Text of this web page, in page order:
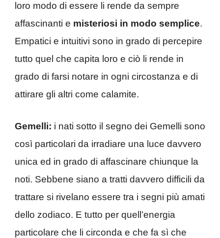
loro modo di essere li rende da sempre
affascinanti e misteriosi in modo semplice.
Empatici e intuitivi sono in grado di percepire
tutto quel che capita loro e ciò li rende in
grado di farsi notare in ogni circostanza e di
attirare gli altri come calamite.
Gemelli: i nati sotto il segno dei Gemelli sono
così particolari da irradiare una luce davvero
unica ed in grado di affascinare chiunque la
noti. Sebbene siano a tratti davvero difficili da
trattare si rivelano essere tra i segni più amati
dello zodiaco. E tutto per quell’energia
particolare che li circonda e che fa sì che